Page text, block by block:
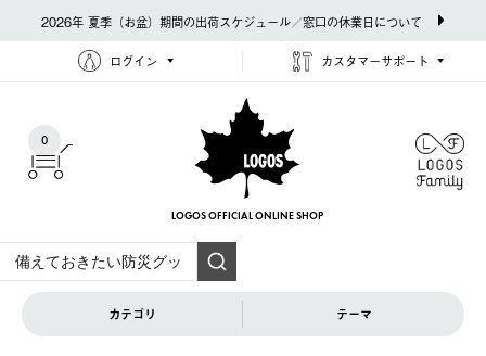
2026年 夏季（お盆）期間の出荷スケジュール／窓口の休業日について
ログイン カスタマーサポート
0
LOGOS OFFICIAL ONLINE SHOP
カテゴリ テーマ